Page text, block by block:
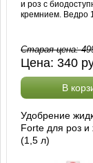
и роз с
кремнием. Ведро
Старая цена:
Цена:340
В
Удобрение
Forte для роз и
(1,5 л)